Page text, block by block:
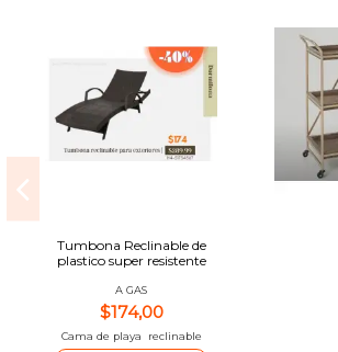
Tumbona Reclinable de
plastico super resistente
A GAS
$174,00
Cama de playa reclinable